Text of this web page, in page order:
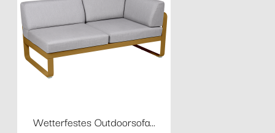
Wetterfestes Outdoorsofa...